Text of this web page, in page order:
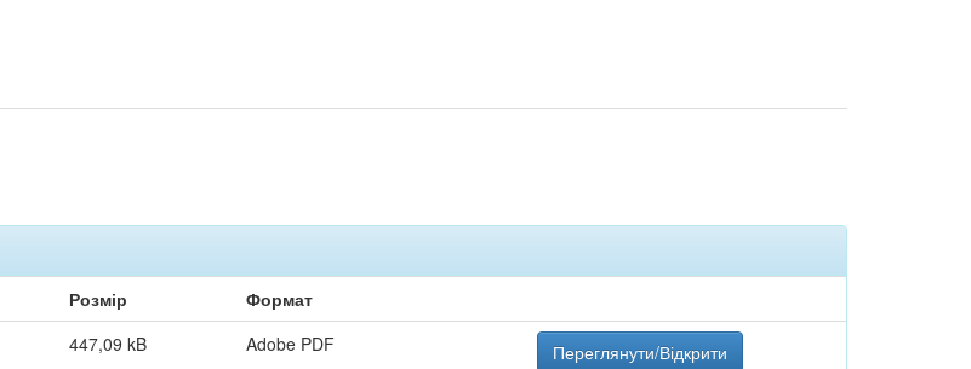
Розмір
Формат
447,09 kB Adobe PDF Переглянути/Відкрити